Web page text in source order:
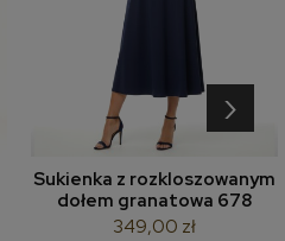
Sukienka z rozkloszowanym
dołem granatowa 678
349,00 zł
›